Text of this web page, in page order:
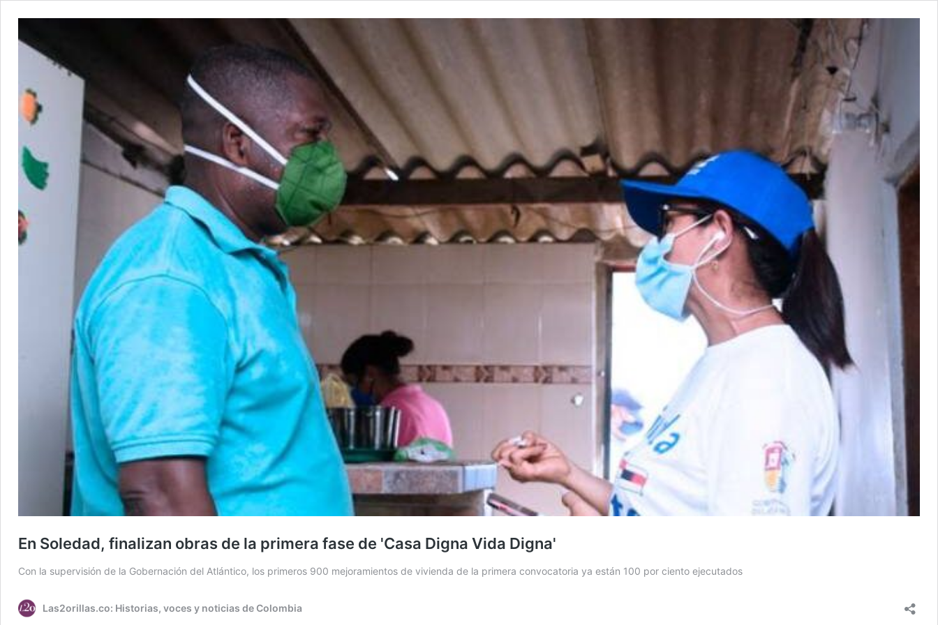
En Soledad, finalizan obras de la primera fase de 'Casa Digna Vida Digna'
Con la supervisión de la Gobernación del Atlántico, los primeros 900 mejoramientos de vivienda de la primera convocatoria ya están 100 por ciento ejecutados
Las2orillas.co: Historias, voces y noticias de Colombia